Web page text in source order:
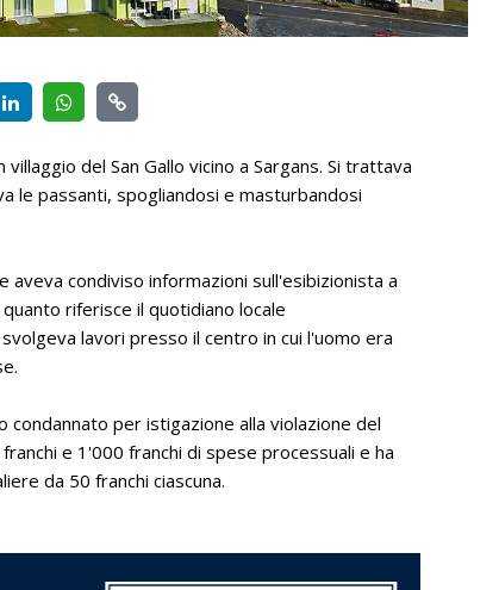
del San Gallo vicino a Sargans. Si trattava
le passanti, spogliandosi e masturbandosi
condiviso informazioni sull'esibizionista a
riferisce il quotidiano locale
lavori presso il centro in cui l'uomo era
per istigazione alla violazione del
e 1'000 franchi di spese processuali e ha
da 50 franchi ciascuna.